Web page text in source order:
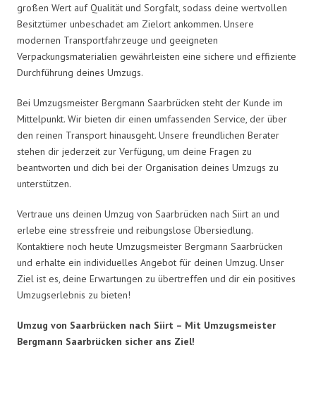
großen Wert auf Qualität und Sorgfalt, sodass deine wertvollen
Besitztümer unbeschadet am Zielort ankommen. Unsere
modernen Transportfahrzeuge und geeigneten
Verpackungsmaterialien gewährleisten eine sichere und effiziente
Durchführung deines Umzugs.
Bei Umzugsmeister Bergmann Saarbrücken steht der Kunde im
Mittelpunkt. Wir bieten dir einen umfassenden Service, der über
den reinen Transport hinausgeht. Unsere freundlichen Berater
stehen dir jederzeit zur Verfügung, um deine Fragen zu
beantworten und dich bei der Organisation deines Umzugs zu
unterstützen.
Vertraue uns deinen Umzug von Saarbrücken nach Siirt an und
erlebe eine stressfreie und reibungslose Übersiedlung.
Kontaktiere noch heute Umzugsmeister Bergmann Saarbrücken
und erhalte ein individuelles Angebot für deinen Umzug. Unser
Ziel ist es, deine Erwartungen zu übertreffen und dir ein positives
Umzugserlebnis zu bieten!
Umzug von Saarbrücken nach Siirt – Mit Umzugsmeister
Bergmann Saarbrücken sicher ans Ziel!